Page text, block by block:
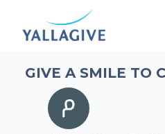
GIVE A SMILE TO